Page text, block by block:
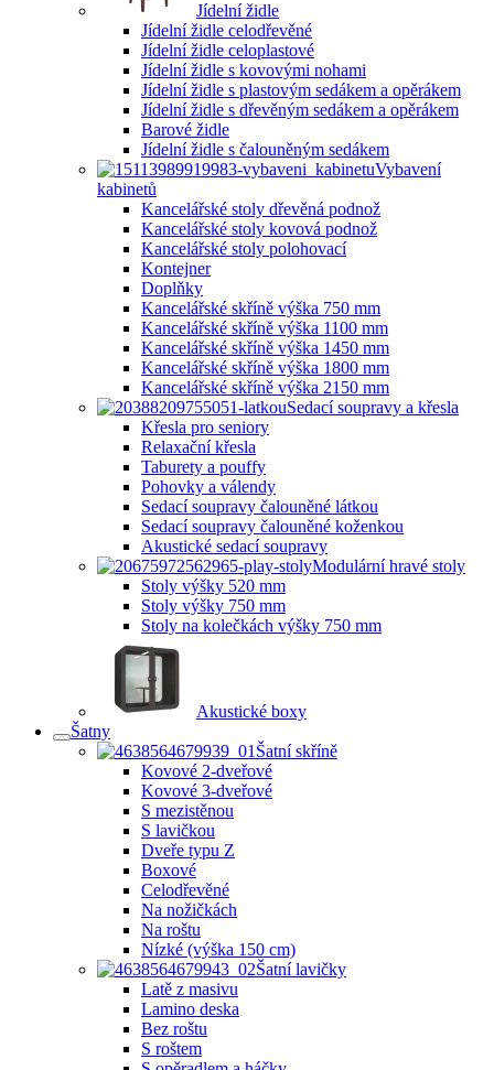
Jídelní židle
Jídelní židle celodřevěné
Jídelní židle celoplastové
Jídelní židle s kovovými nohami
Jídelní židle s plastovým sedákem a opěrákem
Jídelní židle s dřevěným sedákem a opěrákem
Barové židle
Jídelní židle s čalouněným sedákem
Vybavení
kabinetů
Kancelářské stoly dřevěná podnož
Kancelářské stoly kovová podnož
Kancelářské stoly polohovací
Kontejner
Doplňky
Kancelářské skříně výška 750 mm
Kancelářské skříně výška 1100 mm
Kancelářské skříně výška 1450 mm
Kancelářské skříně výška 1800 mm
Kancelářské skříně výška 2150 mm
Sedací soupravy a křesla
Křesla pro seniory
Relaxační křesla
Taburety a pouffy
Pohovky a válendy
Sedací soupravy čalouněné látkou
Sedací soupravy čalouněné koženkou
Akustické sedací soupravy
Modulární hravé stoly
Stoly výšky 520 mm
Stoly výšky 750 mm
Stoly na kolečkách výšky 750 mm
Akustické boxy
Šatny
Šatní skříně
Kovové 2-dveřové
Kovové 3-dveřové
S mezistěnou
S lavičkou
Dveře typu Z
Boxové
Celodřevěné
Na nožičkách
Na roštu
Nízké (výška 150 cm)
Šatní lavičky
Latě z masivu
Lamino deska
Bez roštu
S roštem